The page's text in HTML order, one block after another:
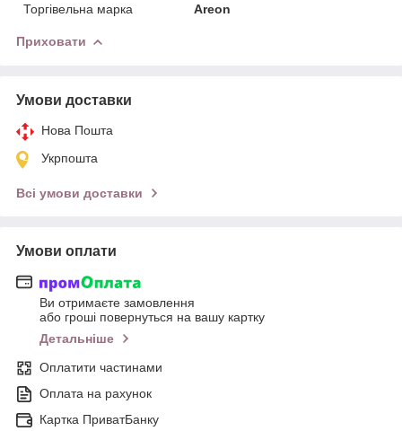
Торгівельна марка
Areon
Приховати
Умови доставки
Нова Пошта
Укрпошта
Всі умови доставки
Умови оплати
Ви отримаєте замовлення
або гроші повернуться на вашу картку
Детальніше
Оплатити частинами
Оплата на рахунок
Картка ПриватБанку